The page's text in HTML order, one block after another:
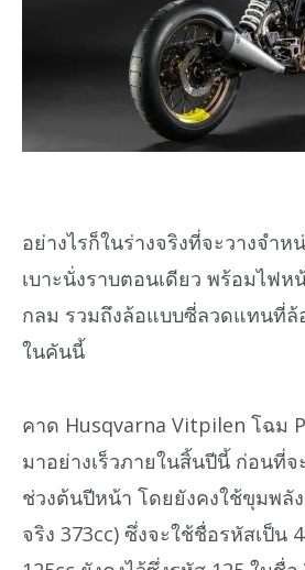
อย่างไรก็ในร่างจริงที่จะวางจำ
เบาะนั่งราบตอนเดียว พร้อมไฟ
กลม รวมถึงล้อแบบซี่ลวดแทนที่ล้
ในคันนี้
คาด Husqvarna Vitpilen โฉม
มาอย่างเร็วภายในสิ้นปีนี้ ก่อนที่
ช่วงต้นปีหน้า โดยยังคงใช้ขุมพลั
จริง 373cc) ซึ่งจะใช้ชื่อรหัสเป็